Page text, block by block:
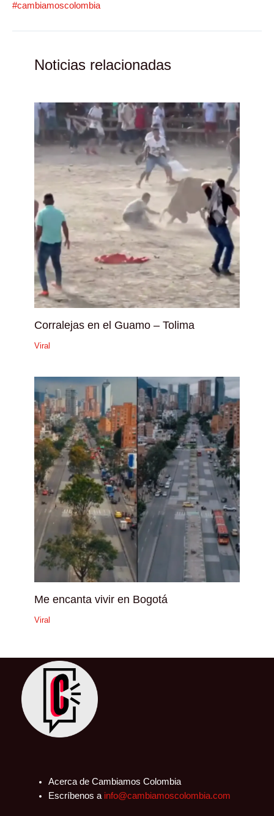
#cambiamoscolombia
Noticias relacionadas
Corralejas en el Guamo – Tolima
Viral
Me encanta vivir en Bogotá
Viral
Acerca de Cambiamos Colombia
Escríbenos a info@cambiamoscolombia.com